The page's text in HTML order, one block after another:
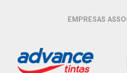
EMPRESAS